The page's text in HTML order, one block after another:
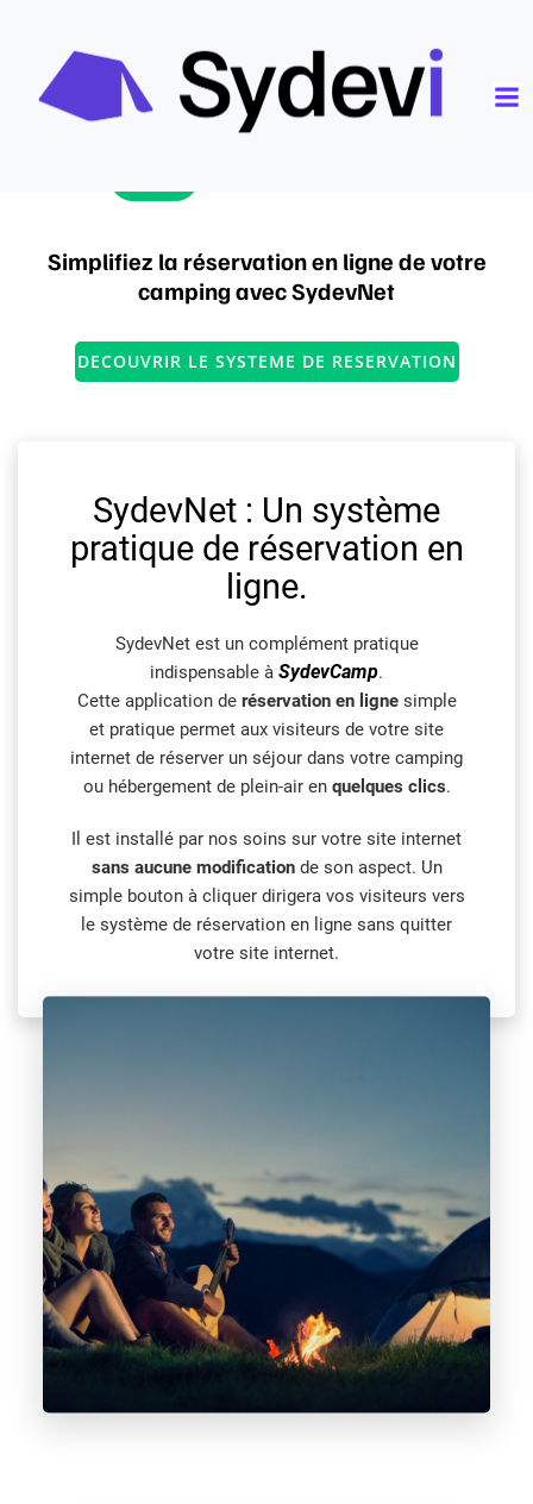
Simplifiez la réservation en ligne de votre
camping avec SydevNet
DECOUVRIR LE SYSTEME DE RESERVATION
SydevNet : Un système
pratique de réservation en
ligne.
SydevNet est un complément pratique
indispensable à SydevCamp.
Cette application de réservation en lignesimple
et pratique permet aux visiteurs de votre site
internet de réserver un séjour dans votre camping
ou hébergement de plein-air en quelques clics.
Il est installé par nos soins sur votre site internet
sans aucune modificationde son aspect. Un
simple bouton à cliquer dirigera vos visiteurs vers
le système de réservation en ligne sans quitter
votre site internet.